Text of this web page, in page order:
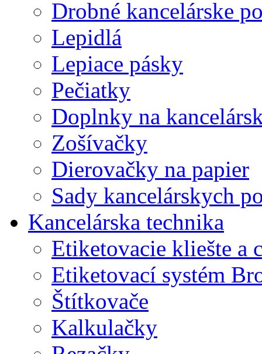
Drobné kancelárske
Lepidlá
Lepiace pásky
Pečiatky
Doplnky na
Zošívačky
Dierovačky na papier
Sady kancelárskych
Kancelárska technika
Etiketovacie kliešte a
Etiketovací systém
Štítkovače
Kalkulačky